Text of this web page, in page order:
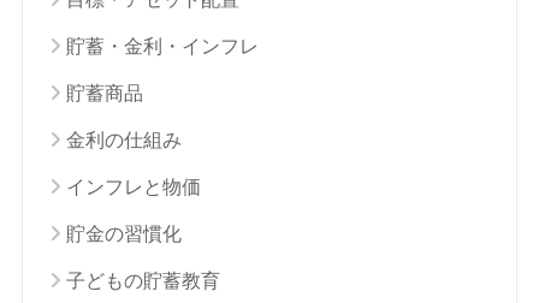
貯蓄・金利・インフレ
貯蓄商品
金利の仕組み
インフレと物価
貯金の習慣化
子どもの貯蓄教育